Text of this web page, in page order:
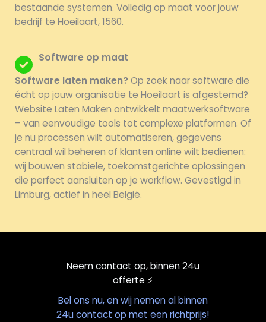
bestaande systemen. Volledig op maat voor jouw
bedrijf te Hoeilaart, 1560.
Software op maat
Software laten maken? Op zoek naar software die
écht op jouw organisatie te Hoeilaart is afgestemd?
Website Laten Maken ontwikkelt maatwerksoftware
– van eenvoudige tools tot complexe platformen. Of
je nu processen wilt automatiseren, gegevens
centraal wil beheren of klanten online wilt bedienen:
wij bouwen stabiele, toekomstgerichte oplossingen
die perfect aansluiten op je workflow. Gevestigd in
Limburg, actief in heel België.
Neem contact op, binnen 24u
offerte⚡️
Bel ons nu, en wij nemen al binnen
24u contact op met een richtprijs!